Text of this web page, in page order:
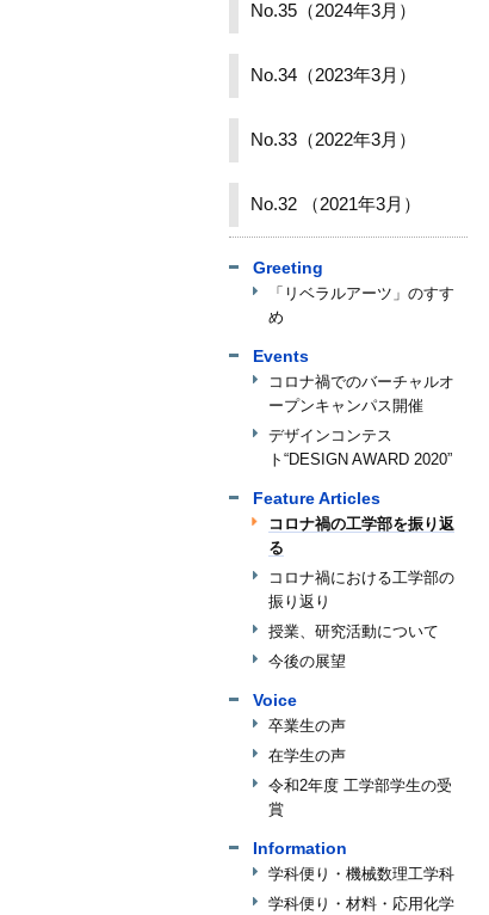
No.35（2024年3月）
No.34（2023年3月）
No.33（2022年3月）
No.32 （2021年3月）
Greeting
「リベラルアーツ」のすす
め
Events
コロナ禍でのバーチャルオ
ープンキャンパス開催
デザインコンテス
ト“DESIGN AWARD 2020”
Feature Articles
コロナ禍の工学部を振り返
る
コロナ禍における工学部の
振り返り
授業、研究活動について
今後の展望
Voice
卒業生の声
在学生の声
令和2年度 工学部学生の受
賞
Information
学科便り・機械数理工学科
学科便り・材料・応用化学